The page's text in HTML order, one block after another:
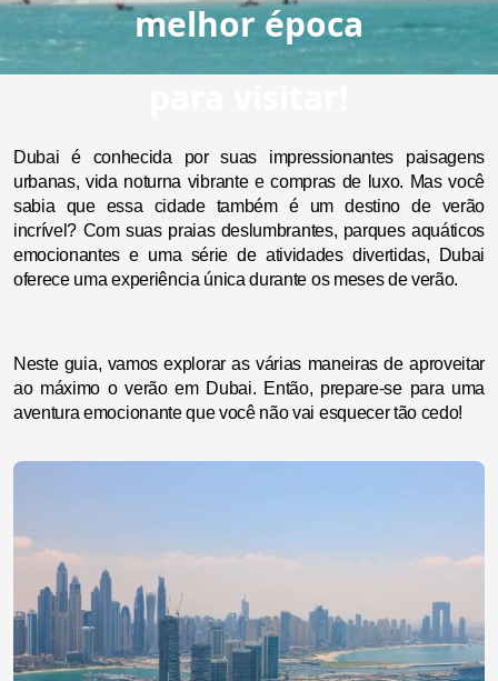
melhor época
Dubai é conhecida por suas impressionantes paisagens
urbanas, vida noturna vibrante e compras de luxo. Mas você
sabia que essa cidade também é um destino de verão
incrível? Com suas praias deslumbrantes, parques aquáticos
emocionantes e uma série de atividades divertidas, Dubai
oferece uma experiência única durante os meses de verão.
Neste guia, vamos explorar as várias maneiras de aproveitar
ao máximo o verão em Dubai. Então, prepare-se para uma
aventura emocionante que você não vai esquecer tão cedo!